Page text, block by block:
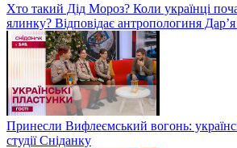
Хто такий Дід Мороз? Коли українці
ялинку? Відповідає антропологиня
Принесли Вифлеємський вогонь:
студії Сніданку